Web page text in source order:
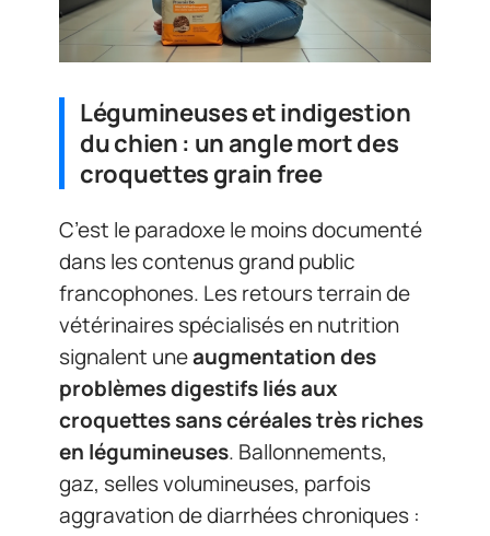
Légumineuses et indigestion
du chien : un angle mort des
croquettes grain free
C’est le paradoxe le moins documenté
dans les contenus grand public
francophones. Les retours terrain de
vétérinaires spécialisés en nutrition
signalent uneaugmentation des
problèmes digestifs liés aux
croquettes sans céréales très riches
en légumineuses. Ballonnements,
gaz, selles volumineuses, parfois
aggravation de diarrhées chroniques :